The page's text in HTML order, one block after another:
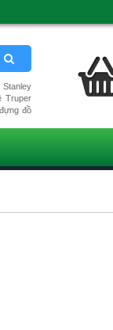
Truper
đồ